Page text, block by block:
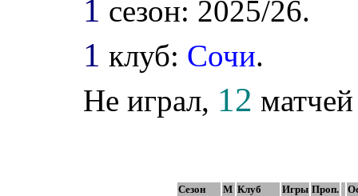
1 сезон: 2025/26.
1 клуб: Сочи.
Не играл, 12 матчей
Сезон М Клуб Игры Проп.